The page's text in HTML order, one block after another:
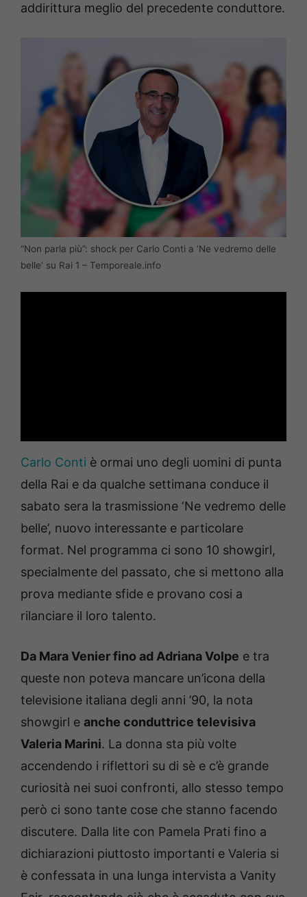
addirittura meglio del precedente conduttore.
“Non parla più”: shock per Carlo Conti a ‘Ne vedremo delle
belle’ su Rai 1 – Temporeale.info
Carlo Conti è ormai uno degli uomini di punta
della Rai e da qualche settimana conduce il
sabato sera la trasmissione ‘Ne vedremo delle
belle’, nuovo interessante e particolare
format. Nel programma ci sono 10 showgirl,
specialmente del passato, che si mettono alla
prova mediante sfide e provano cosi a
rilanciare il loro talento.
Da Mara Venier fino ad Adriana Volpe e tra
queste non poteva mancare un’icona della
televisione italiana degli anni ’90, la nota
showgirl e anche conduttrice televisiva
Valeria Marini. La donna sta più volte
accendendo i riflettori su di sè e c’è grande
curiosità nei suoi confronti, allo stesso tempo
però ci sono tante cose che stanno facendo
discutere. Dalla lite con Pamela Prati fino a
dichiarazioni piuttosto importanti e Valeria si
è confessata in una lunga intervista a Vanity